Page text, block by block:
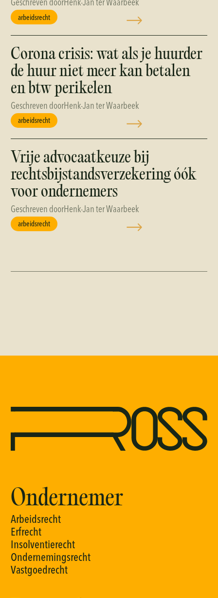
Geschreven doorHenk-Jan ter Waarbeek
arbeidsrecht
Corona crisis: wat als je huurder
de huur niet meer kan betalen
en btw perikelen
Geschreven doorHenk-Jan ter Waarbeek
arbeidsrecht
Vrije advocaatkeuze bij
rechtsbijstandsverzekering óók
voor ondernemers
Geschreven doorHenk-Jan ter Waarbeek
arbeidsrecht
Ondernemer
Arbeidsrecht
Erfrecht
Insolventierecht
Ondernemingsrecht
Vastgoedrecht